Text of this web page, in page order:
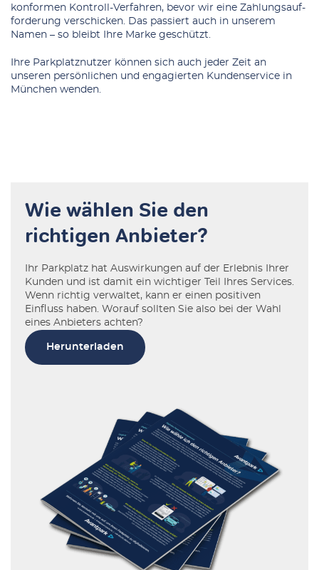
konformen Kontroll-Verfahren, bevor wir eine Zahlungsauf-
forderung verschicken. Das passiert auch in unserem
Namen – so bleibt Ihre Marke geschützt.
Ihre Parkplatznutzer können sich auch jeder Zeit an
unseren persönlichen und engagierten Kundenservice in
München wenden.
Wie wählen Sie den
richtigen Anbieter?
Ihr Parkplatz hat Auswirkungen auf der Erlebnis Ihrer
Kunden und ist damit ein wichtiger Teil Ihres Services.
Wenn richtig verwaltet, kann er einen positiven
Einfluss haben. Worauf sollten Sie also bei der Wahl
eines Anbieters achten?
Herunterladen